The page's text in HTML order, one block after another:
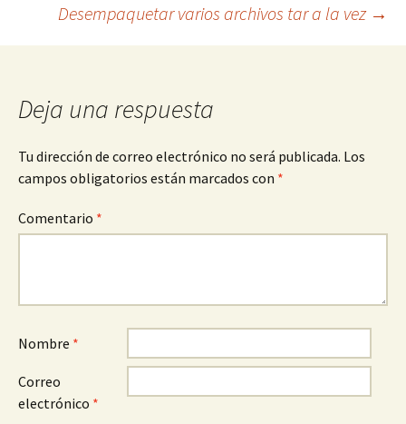
Desempaquetar varios archivos tar a la vez →
Deja una respuesta
Tu dirección de correo electrónico no será publicada. Los
campos obligatorios están marcados con *
Comentario *
Nombre *
Correo
electrónico *